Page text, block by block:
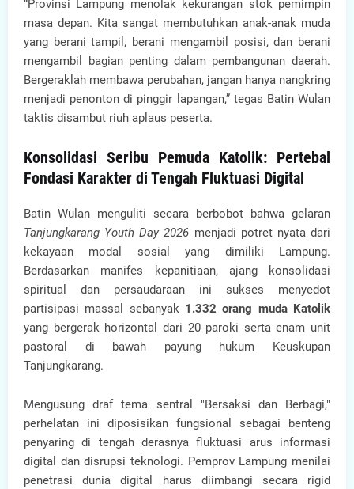
“Provinsi Lampung menolak kekurangan stok pemimpin
masa depan. Kita sangat membutuhkan anak-anak muda
yang berani tampil, berani mengambil posisi, dan berani
mengambil bagian penting dalam pembangunan daerah.
Bergeraklah membawa perubahan, jangan hanya nangkring
menjadi penonton di pinggir lapangan,” tegas Batin Wulan
taktis disambut riuh aplaus peserta.
Konsolidasi Seribu Pemuda Katolik: Pertebal
Fondasi Karakter di Tengah Fluktuasi Digital
Batin Wulan menguliti secara berbobot bahwa gelaran
Tanjungkarang Youth Day 2026 menjadi potret nyata dari
kekayaan modal sosial yang dimiliki Lampung.
Berdasarkan manifes kepanitiaan, ajang konsolidasi
spiritual dan persaudaraan ini sukses menyedot
partisipasi massal sebanyak 1.332 orang muda Katolik
yang bergerak horizontal dari 20 paroki serta enam unit
pastoral di bawah payung hukum Keuskupan
Tanjungkarang.
Mengusung draf tema sentral "Bersaksi dan Berbagi,"
perhelatan ini diposisikan fungsional sebagai benteng
penyaring di tengah derasnya fluktuasi arus informasi
digital dan disrupsi teknologi. Pemprov Lampung menilai
penetrasi dunia digital harus diimbangi secara rigid